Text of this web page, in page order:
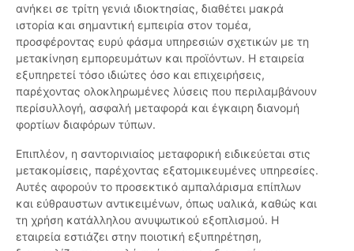
ανήκει σε τρίτη γενιά ιδιοκτησίας, διαθέτει μακρά
ιστορία και σημαντική εμπειρία στον τομέα,
προσφέροντας ευρύ φάσμα υπηρεσιών σχετικών με τη
μετακίνηση εμπορευμάτων και προϊόντων. Η εταιρεία
εξυπηρετεί τόσο ιδιώτες όσο και επιχειρήσεις,
παρέχοντας ολοκληρωμένες λύσεις που περιλαμβάνουν
περίσυλλογή, ασφαλή μεταφορά και έγκαιρη διανομή
φορτίων διαφόρων τύπων.
Επιπλέον, η σαντορινιαίος μεταφορική ειδικεύεται στις
μετακομίσεις, παρέχοντας εξατομικευμένες υπηρεσίες.
Αυτές αφορούν το προσεκτικό αμπαλάρισμα επίπλων
και εύθραυστων αντικειμένων, όπως υαλικά, καθώς και
τη χρήση κατάλληλου ανυψωτικού εξοπλισμού. Η
εταιρεία εστιάζει στην ποιοτική εξυπηρέτηση,